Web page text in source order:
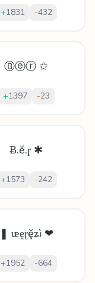
+1831 -432
Ⓑⓔⓡ ✩
+1397 -23
Ƀ.ĕ.ɼ ✱
+1573 -242
❚ ᵫḙɽḝʑì ❤
+1952 -664